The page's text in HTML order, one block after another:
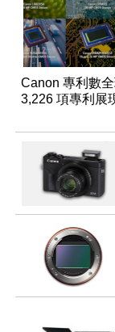
Canon 專利數全
3,226 項專利展